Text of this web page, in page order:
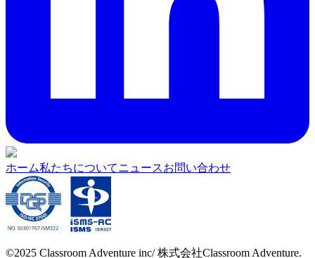
ホーム私たちについてニュースお問い合わせ
©2025 Classroom Adventure inc/ 株式会社Classroom Adventure.